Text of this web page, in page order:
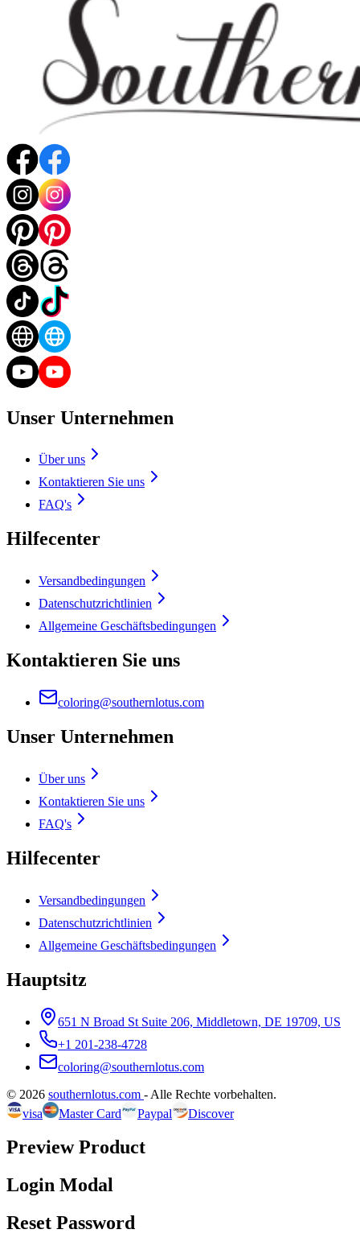
Unser Unternehmen
Über uns
Kontaktieren Sie uns
FAQ's
Hilfecenter
Versandbedingungen
Datenschutzrichtlinien
Allgemeine Geschäftsbedingungen
Kontaktieren Sie uns
coloring@southernlotus.com
Unser Unternehmen
Über uns
Kontaktieren Sie uns
FAQ's
Hilfecenter
Versandbedingungen
Datenschutzrichtlinien
Allgemeine Geschäftsbedingungen
Hauptsitz
651 N Broad St Suite 206, Middletown, DE 19709, US
+1 201-238-4728
coloring@southernlotus.com
© 2026 southernlotus.com - Alle Rechte vorbehalten.
visa
Master Card Paypal Discover
Preview Product
Login Modal
Reset Password